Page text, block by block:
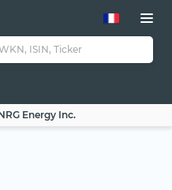
Energy Inc.